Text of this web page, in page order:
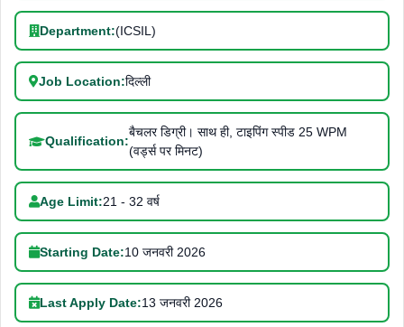
Department:(ICSIL)
Job Location:दिल्ली
Qualification:
बैचलर डिग्री। साथ ही, टाइपिंग स्पीड 25 WPM
(वर्ड्स पर मिनट)
Age Limit:21 - 32 वर्ष
Starting Date:10 जनवरी 2026
Last Apply Date:13 जनवरी 2026